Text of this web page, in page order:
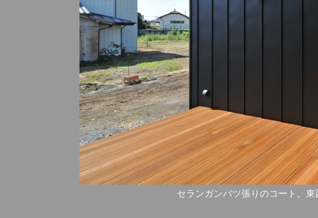
セランガンバツ張りのコート。